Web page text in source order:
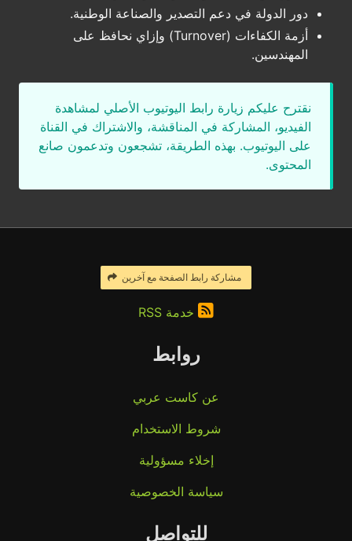
دور الدولة في دعم التصدير والصناعة الوطنية.
أزمة الكفاءات (Turnover) وإزاي نحافظ على
المهندسين.
نقترح عليكم زيارة رابط اليوتيوب الأصلي لمشاهدة
الفيديو، المشاركة في المناقشة، والاشتراك في القناة
على اليوتيوب. بهذه الطريقة، تشجعون وتدعمون صانع
المحتوى.
مشاركة رابط الصفحة مع آخرين
خدمة RSS
روابط
عن كاست عربي
شروط الاستخدام
إخلاء مسؤولية
سياسة الخصوصية
للتواصل